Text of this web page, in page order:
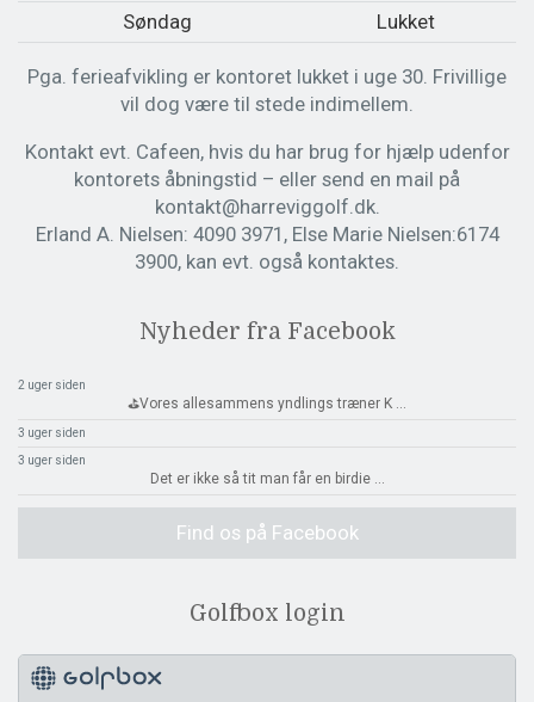
Søndag
Lukket
Pga. ferieafvikling er kontoret lukket i uge 30. Frivillige
vil dog være til stede indimellem.
Kontakt evt. Cafeen, hvis du har brug for hjælp udenfor
kontorets åbningstid – eller send en mail på
kontakt@harreviggolf.dk.
Erland A. Nielsen: 4090 3971, Else Marie Nielsen:6174
3900, kan evt. også kontaktes.
Nyheder fra Facebook
2 uger siden
⛳️Vores allesammens yndlings træner K
3 uger siden
3 uger siden
Det er ikke så tit man får en birdie
Find os på Facebook
Golfbox login